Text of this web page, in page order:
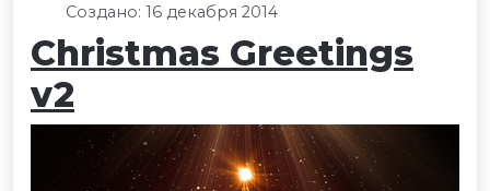
Создано: 16 декабря 2014
Christmas Greetings
v2